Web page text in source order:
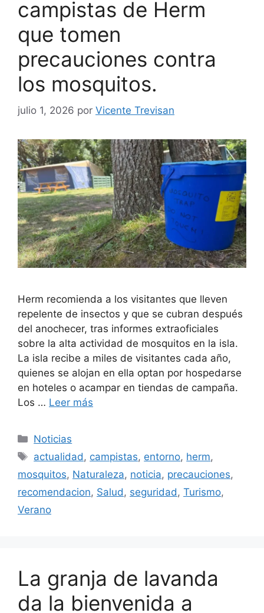
campistas de Herm
que tomen
precauciones contra
los mosquitos.
julio 1, 2026 por Vicente Trevisan
Herm recomienda a los visitantes que lleven
repelente de insectos y que se cubran después
del anochecer, tras informes extraoficiales
sobre la alta actividad de mosquitos en la isla.
La isla recibe a miles de visitantes cada año,
quienes se alojan en ella optan por hospedarse
en hoteles o acampar en tiendas de campaña.
Los … Leer más
Categorías
Noticias
Etiquetas
actualidad , campistas, entorno, herm,
mosquitos, Naturaleza, noticia, precauciones,
recomendacion, Salud , seguridad , Turismo,
Verano
La granja de lavanda
da la bienvenida a